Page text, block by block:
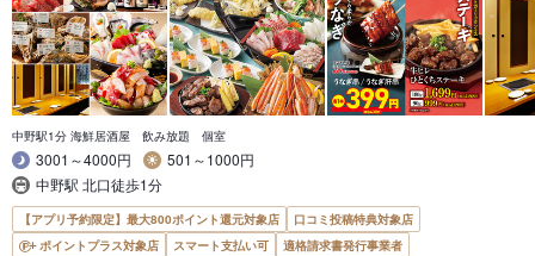
中野駅1分 海鮮居酒屋 飲み放題 個室
3001～4000円
501～1000円
中野駅 北口徒歩1分
【アプリ予約限定】最大800ポイント還元対象店
口コミ投稿特典対象店
ポイントプラス対象店
スマート支払い可 適格請求書発行事業者